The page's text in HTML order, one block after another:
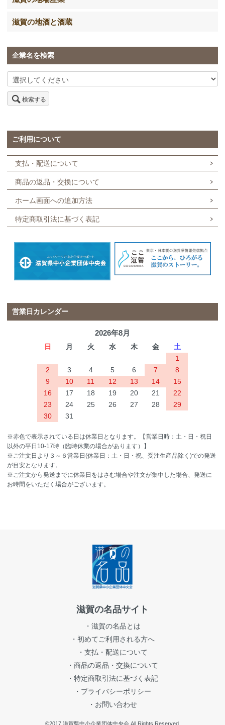
滋賀の地酒と酒蔵
企業名を検索
検索する
ご利用について
支払・配送について
商品の返品・交換について
ホーム画面への追加方法
特定商取引法に基づく表記
営業日カレンダー
2026年8月
日 月 火 水 木 金
土
1
2
3 4 5 6 7
8
9
10 11 12 13 14
15
16
17 18 19 20 21
22
23
24 25 26 27 28
29
30
31
※赤色で表示されている日は休業日となります。【営業日時：土・日・祝日
以外の平日10-17時（臨時休業の場合があります）】
※ご注文日より３～６営業日(休業日：土・日・祝、受注生産品除く)での発送
が目安となります。
※ご注文から発送までに休業日をはさむ場合や注文が集中した場合、発送に
お時間をいただく場合がございます。
滋賀の名品サイト
・滋賀の名品とは
・初めてご利用される方へ
・支払・配送について
・商品の返品・交換について
・特定商取引法に基づく表記
・プライバシーポリシー
・お問い合わせ
©2017 滋賀県中小企業団体中央会 All Rights Reserved.